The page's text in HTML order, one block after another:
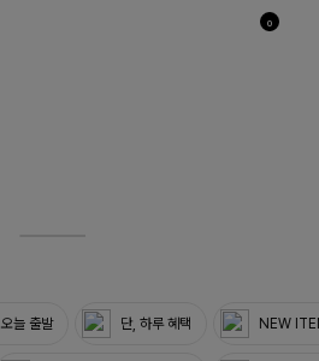
0
오늘 출발 단, 하루 혜택 NEW